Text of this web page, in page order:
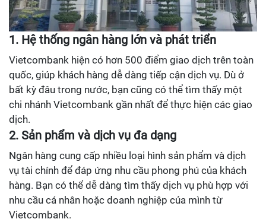
1. Hệ thống ngân hàng lớn và phát triển
Vietcombank hiện có hơn 500 điểm giao dịch trên toàn
quốc, giúp khách hàng dễ dàng tiếp cận dịch vụ. Dù ở
bất kỳ đâu trong nước, bạn cũng có thể tìm thấy một
chi nhánh Vietcombank gần nhất để thực hiện các giao
dịch.
2. Sản phẩm và dịch vụ đa dạng
Ngân hàng cung cấp nhiều loại hình sản phẩm và dịch
vụ tài chính để đáp ứng nhu cầu phong phú của khách
hàng. Bạn có thể dễ dàng tìm thấy dịch vụ phù hợp với
nhu cầu cá nhân hoặc doanh nghiệp của mình từ
Vietcombank.